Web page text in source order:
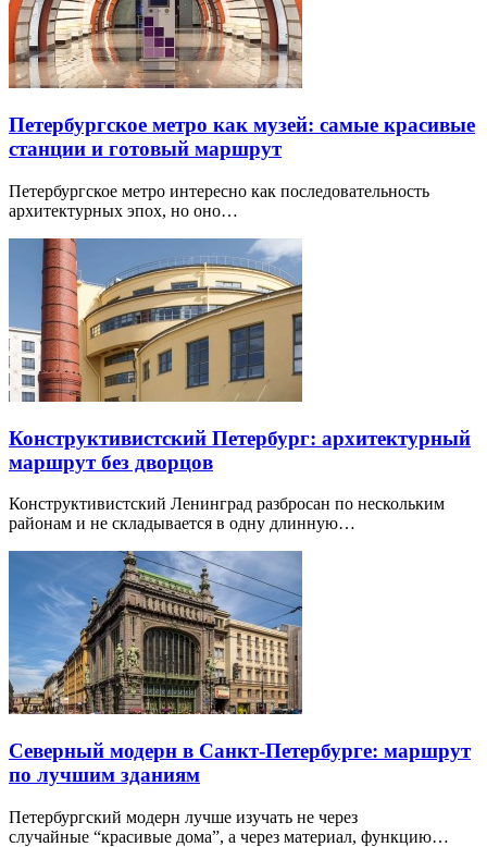
Петербургское метро как музей: самые красивые
станции и готовый маршрут
Петербургское метро интересно как последовательность
архитектурных эпох, но оно…
Конструктивистский Петербург: архитектурный
маршрут без дворцов
Конструктивистский Ленинград разбросан по нескольким
районам и не складывается в одну длинную…
Северный модерн в Санкт-Петербурге: маршрут
по лучшим зданиям
Петербургский модерн лучше изучать не через
случайные “красивые дома”, а через материал, функцию…